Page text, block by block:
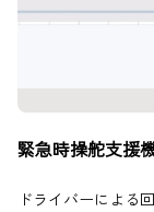
緊急時操舵支援
ドライバーによる